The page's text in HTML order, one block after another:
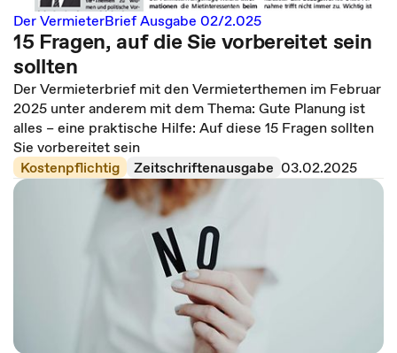
Der VermieterBrief Ausgabe 02/2.025
15 Fragen, auf die Sie vorbereitet sein
sollten
Der Vermieterbrief mit den Vermieterthemen im Februar
2025 unter anderem mit dem Thema: Gute Planung ist
alles – eine praktische Hilfe: Auf diese 15 Fragen sollten
Sie vorbereitet sein
Kostenpflichtig
Zeitschriftenausgabe 03.02.2025